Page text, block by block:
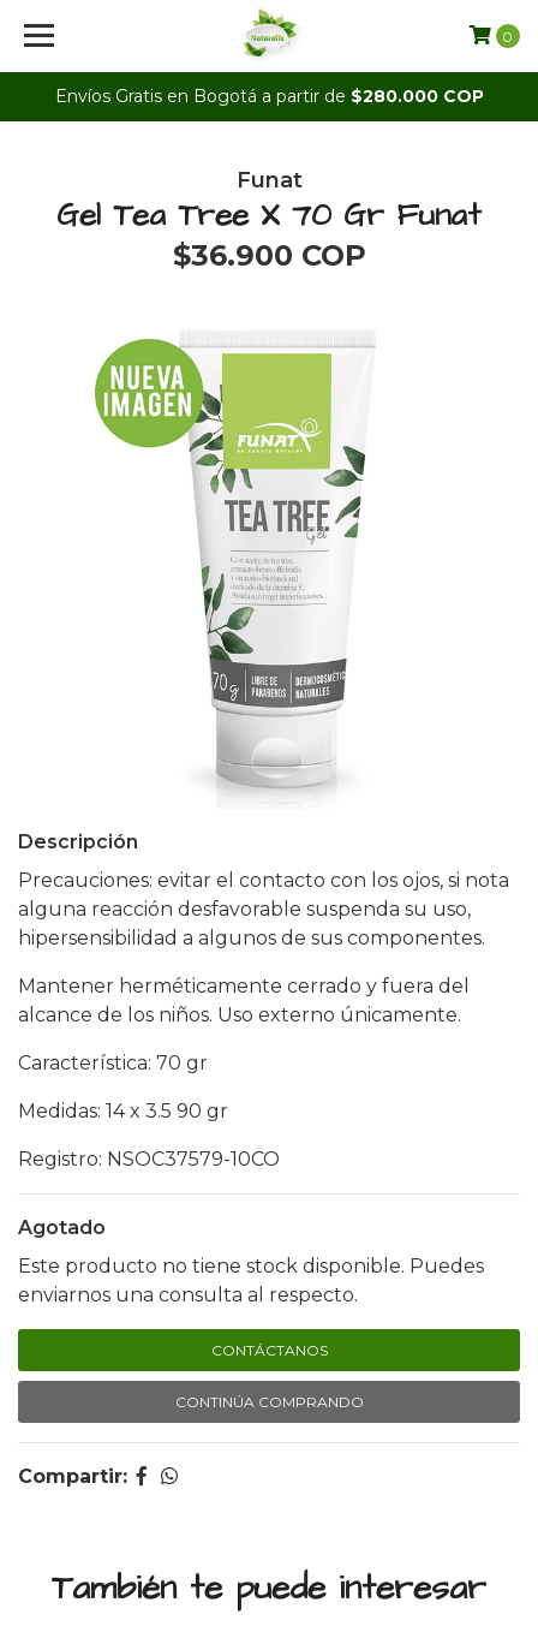
Envíos Gratis en Bogotá a partir de $280.000 COP
0
Funat
Gel Tea Tree X 70 Gr Funat
$36.900 COP
Descripción
Precauciones: evitar el contacto con los ojos, si nota
alguna reacción desfavorable suspenda su uso,
hipersensibilidad a algunos de sus componentes.
Mantener herméticamente cerrado y fuera del
alcance de los niños. Uso externo únicamente.
Característica: 70 gr
Medidas: 14 x 3.5 90 gr
Registro: NSOC37579-10CO
Agotado
Este producto no tiene stock disponible. Puedes
enviarnos una consulta al respecto.
CONTÁCTANOS
CONTINÚA COMPRANDO
Compartir:
También te puede interesar